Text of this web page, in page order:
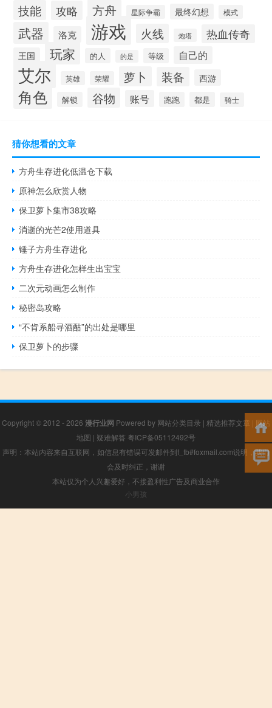
技能 攻略 方舟 星际争霸 最终幻想 模式
武器 洛克 游戏 火线 炮塔 热血传奇
王国 玩家 的人 的是 等级 自己的
艾尔 英雄 荣耀 萝卜 装备 西游
角色 解锁 谷物 账号 跑跑 都是 骑士
猜你想看的文章
方舟生存进化低温仓下载
原神怎么欣赏人物
保卫萝卜集市38攻略
消逝的光芒2使用道具
锤子方舟生存进化
方舟生存进化怎样生出宝宝
二次元动画怎么制作
秘密岛攻略
“不肯系船寻酒酤”的出处是哪里
保卫萝卜的步骤
Copyright © 2012 - 2026 漫行业网 Powered by 网站分类目录 | 精选推荐文章 | 网站
地图 | 疑难解答 粤ICP备05112492号
声明：本站内容来自互联网，如信息有错误可发邮件到f_fb#foxmail.com说明，我们
会及时纠正，谢谢
本站仅为个人兴趣爱好，不接盈利性广告及商业合作
小男孩